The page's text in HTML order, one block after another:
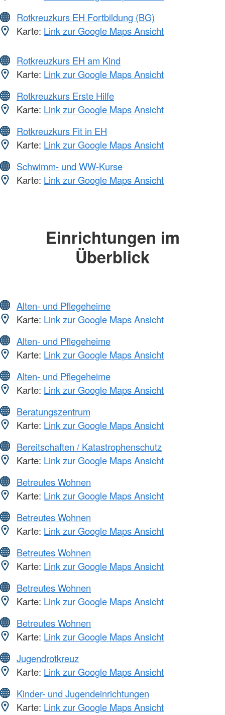
Rotkreuzkurs EH Fortbildung (BG)
Karte: Link zur Google Maps Ansicht
Rotkreuzkurs EH am Kind
Karte: Link zur Google Maps Ansicht
Rotkreuzkurs Erste Hilfe
Karte: Link zur Google Maps Ansicht
Rotkreuzkurs Fit in EH
Karte: Link zur Google Maps Ansicht
Schwimm- und WW-Kurse
Karte: Link zur Google Maps Ansicht
Einrichtungen im
Überblick
Alten- und Pflegeheime
Karte: Link zur Google Maps Ansicht
Alten- und Pflegeheime
Karte: Link zur Google Maps Ansicht
Alten- und Pflegeheime
Karte: Link zur Google Maps Ansicht
Beratungszentrum
Karte: Link zur Google Maps Ansicht
Bereitschaften / Katastrophenschutz
Karte: Link zur Google Maps Ansicht
Betreutes Wohnen
Karte: Link zur Google Maps Ansicht
Betreutes Wohnen
Karte: Link zur Google Maps Ansicht
Betreutes Wohnen
Karte: Link zur Google Maps Ansicht
Betreutes Wohnen
Karte: Link zur Google Maps Ansicht
Betreutes Wohnen
Karte: Link zur Google Maps Ansicht
Jugendrotkreuz
Karte: Link zur Google Maps Ansicht
Kinder- und Jugendeinrichtungen
Karte: Link zur Google Maps Ansicht